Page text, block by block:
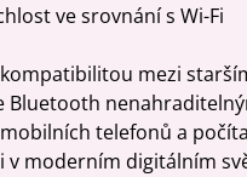
ve srovnání s Wi-Fi
mezi
Bluetooth
telefonů a
moderním digitálním